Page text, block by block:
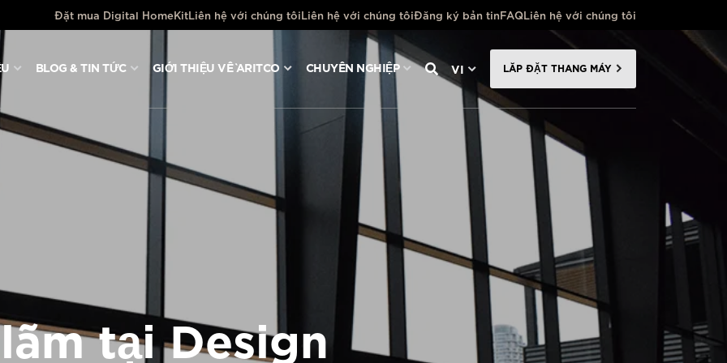
Đặt mua Digital HomeKitLiên hệ với chúng tôiLiên hệ với chúng tôiĐăng ký bản tinFAQLiên hệ với chúng tôi
BLOG & TIN TỨC GIỚI THIỆU VỀ ARITCO CHUYÊN NGHIỆP VI LẮP ĐẶT THANG MÁY
tại Design